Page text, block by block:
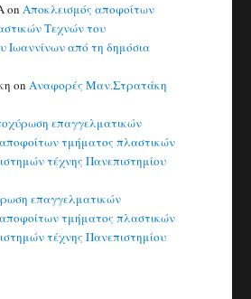
onΑποκλεισμός αποφοίτων
Τεχνών του
Ιωαννίνων από τη δημόσια
onΑναφορές Μαν.Στρατάκη
επαγγελματικών
τμήματος πλαστικών
τέχνης Πανεπιστημίου
επαγγελματικών
τμήματος πλαστικών
τέχνης Πανεπιστημίου